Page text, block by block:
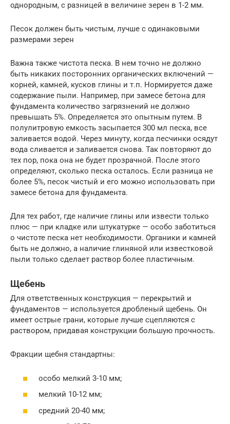
однородным, с разницей в величине зерен в 1-2 мм.
Песок должен быть чистым, лучше с одинаковыми
размерами зерен
Важна также чистота песка. В нем точно не должно
быть никаких посторонних органических включений —
корней, камней, кусков глины и т.п. Нормируется даже
содержание пыли. Например, при замесе бетона для
фундамента количество загрязнений не должно
превышать 5%. Определяется это опытным путем. В
полулитровую емкость засыпается 300 мл песка, все
заливается водой. Через минуту, когда песчинки осядут
вода сливается и заливается снова. Так повторяют до
тех пор, пока она не будет прозрачной. После этого
определяют, сколько песка осталось. Если разница не
более 5%, песок чистый и его можно использовать при
замесе бетона для фундамента.
Для тех работ, где наличие глины или извести только
плюс — при кладке или штукатурке — особо заботиться
о чистоте песка нет необходимости. Органики и камней
быть не должно, а наличие глиняной или известковой
пыли только сделает раствор более пластичным.
Щебень
Для ответственных конструкция — перекрытий и
фундаментов — используется дробленый щебень. Он
имеет острые грани, которые лучше сцепляются с
раствором, придавая конструкции большую прочность.
Фракции щебня стандартны:
особо мелкий 3-10 мм;
мелкий 10-12 мм;
средний 20-40 мм;